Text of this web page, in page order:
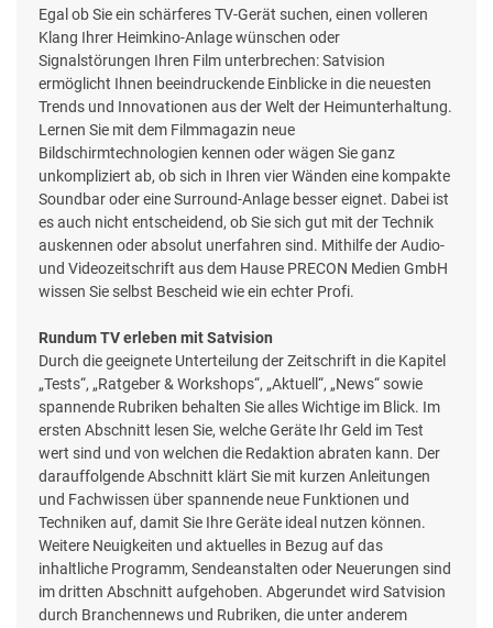
Egal ob Sie ein schärferes TV-Gerät suchen, einen volleren
Klang Ihrer Heimkino-Anlage wünschen oder
Signalstörungen Ihren Film unterbrechen: Satvision
ermöglicht Ihnen beeindruckende Einblicke in die neuesten
Trends und Innovationen aus der Welt der Heimunterhaltung.
Lernen Sie mit dem Filmmagazin neue
Bildschirmtechnologien kennen oder wägen Sie ganz
unkompliziert ab, ob sich in Ihren vier Wänden eine kompakte
Soundbar oder eine Surround-Anlage besser eignet. Dabei ist
es auch nicht entscheidend, ob Sie sich gut mit der Technik
auskennen oder absolut unerfahren sind. Mithilfe der Audio-
und Videozeitschrift aus dem Hause PRECON Medien GmbH
wissen Sie selbst Bescheid wie ein echter Profi.
Rundum TV erleben mit Satvision
Durch die geeignete Unterteilung der Zeitschrift in die Kapitel
„Tests“, „Ratgeber & Workshops“, „Aktuell“, „News“ sowie
spannende Rubriken behalten Sie alles Wichtige im Blick. Im
ersten Abschnitt lesen Sie, welche Geräte Ihr Geld im Test
wert sind und von welchen die Redaktion abraten kann. Der
darauffolgende Abschnitt klärt Sie mit kurzen Anleitungen
und Fachwissen über spannende neue Funktionen und
Techniken auf, damit Sie Ihre Geräte ideal nutzen können.
Weitere Neuigkeiten und aktuelles in Bezug auf das
inhaltliche Programm, Sendeanstalten oder Neuerungen sind
im dritten Abschnitt aufgehoben. Abgerundet wird Satvision
durch Branchennews und Rubriken, die unter anderem